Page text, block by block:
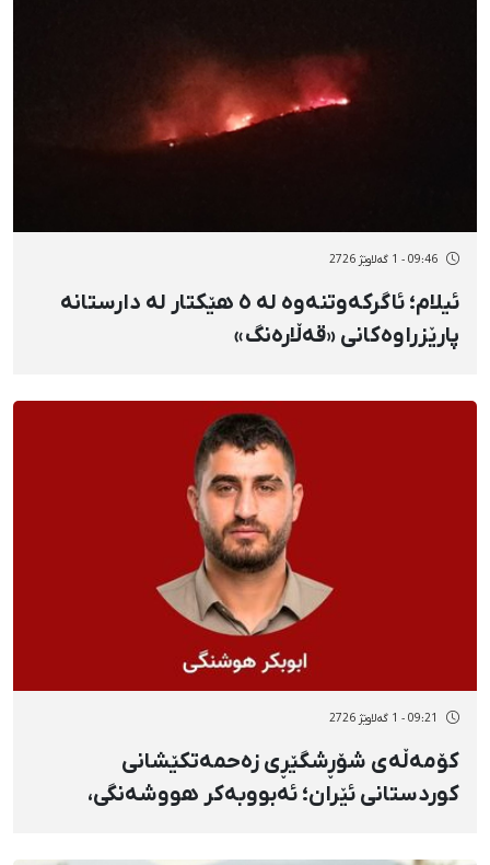
09:46 - 1 گەلاوێژ 2726
ئیلام؛ ئاگرکەوتنەوە لە ٥ هێکتار لە دارستانە
پارێزراوەکانی «قەڵارەنگ»
09:21 - 1 گەلاوێژ 2726
کۆمەڵەی شۆڕشگێڕی زەحمەتکێشانی
کوردستانی ئێران؛ ئەبووبەکر هووشەنگی،